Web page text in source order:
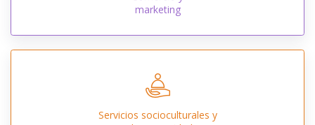
marketing
Servicios socioculturales y